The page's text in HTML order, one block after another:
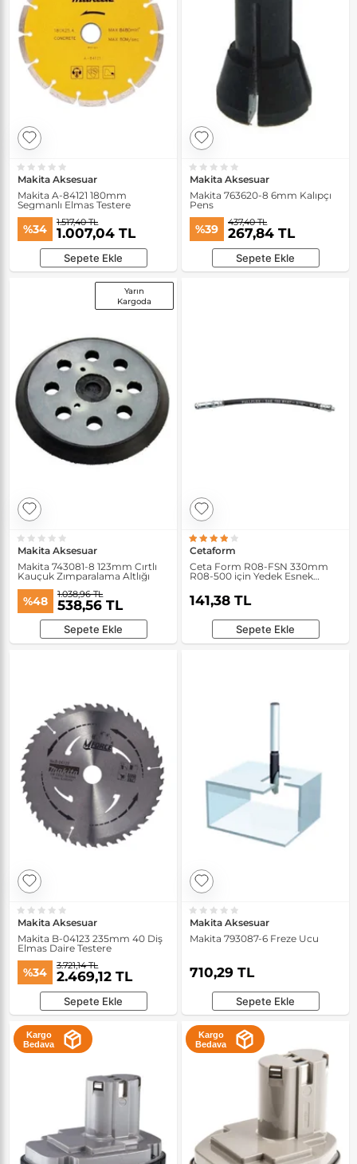
Makita Aksesuar
Makita A-84121 180mm
Segmanlı Elmas Testere
%34 1.517,40 TL
1.007,04 TL
Sepete Ekle
Makita Aksesuar
Makita 763620-8 6mm Kalıpçı
Pens
%39 437,40 TL
267,84 TL
Sepete Ekle
Yarın
Kargoda
Makita Aksesuar
Makita 743081-8 123mm Cırtlı
Kauçuk Zımparalama Altlığı
%48 1.038,96 TL
538,56 TL
Sepete Ekle
Cetaform
Ceta Form R08-FSN 330mm
R08-500 için Yedek Esnek
141,38 TL
Sepete Ekle
Makita Aksesuar
Makita B-04123 235mm 40 Diş
Elmas Daire Testere
%34 3.721,14 TL
2.469,12 TL
Sepete Ekle
Makita Aksesuar
Makita 793087-6 Freze Ucu
710,29 TL
Sepete Ekle
Kargo
Bedava
Kargo
Bedava